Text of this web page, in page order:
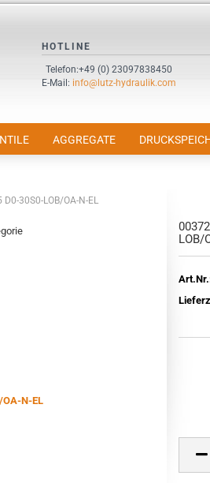
Sprache auswählen
Passwort
HOTLINE
Telefon:+49 (0) 23097838450
E-Mail: info@lutz-hydraulik.com
AGGREGATE
30S0-LOB/OA-N-EL
LOB/